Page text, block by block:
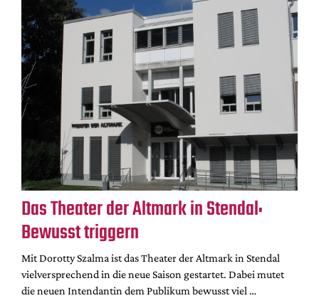
Das Theater der Altmark in Stendal:
Bewusst triggern
Mit Dorotty Szalma ist das Theater der Altmark in Stendal
vielversprechend in die neue Saison gestartet. Dabei mutet
die neuen Intendantin dem Publikum bewusst viel …